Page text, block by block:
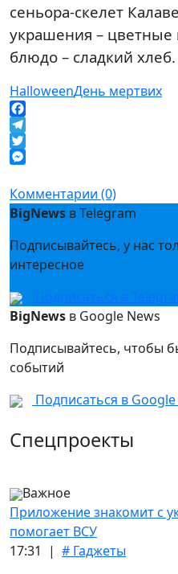
сеньора-скелет
украшения –
блюдо – сладкий хлеб.
HalloweenДень мертвих
Facebook
Telegram
Twitter
Комментарии (0)
BigNews в Telegram
Подписывайтесь, у нас
интересное
Подписаться в
BigNews в Google News
Подписывайтесь, чтобы
событий
Подписаться в
Спецпроекты
Важное
Приложение знакомит с
помогает ВСУ
17:31 | # Гаджеты